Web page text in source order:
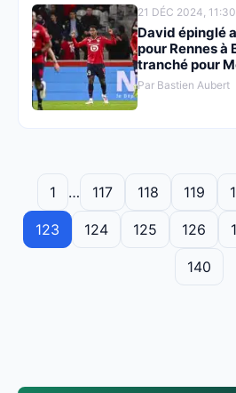
21 DÉC 2024, 11:30
David épinglé
pour Rennes à
tranché pour
Par Bastien Aubert
1 … 117 118 119
123 124 125 126
140